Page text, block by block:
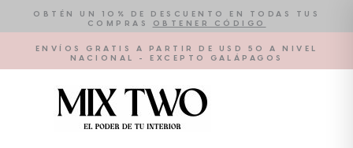
contenido
OBTÉN UN 10% DE DESCUENTO EN TODAS TUS
COMPRAS
OBTENER CÓDIGO
ENVÍOS GRATIS A PARTIR DE USD 50 A NIVEL
NACIONAL - EXCEPTO GALÁPAGOS